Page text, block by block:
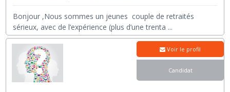
Bonjour ,Nous sommes un jeunes couple de retraités
sérieux, avec de l’expérience (plus d’une trenta ...
Voir le profil
Candidat